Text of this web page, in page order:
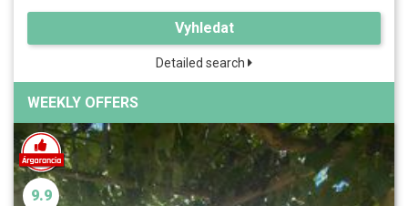
Vyhledat
Detailed search
WEEKLY OFFERS
9.9